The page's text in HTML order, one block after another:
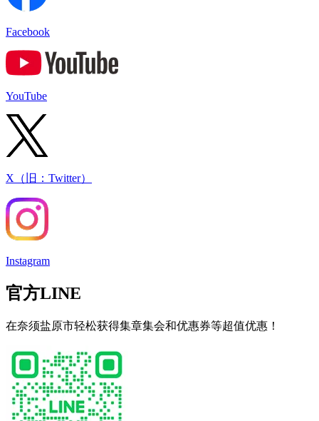
Facebook
YouTube
X（旧：Twitter）
Instagram
官方LINE
在奈须盐原市轻松获得集章集会和优惠券等超值优惠！